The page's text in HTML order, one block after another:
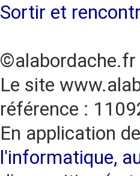
Sortir et
©alabordache.fr
Le site
référence :
En application
l'informatique,